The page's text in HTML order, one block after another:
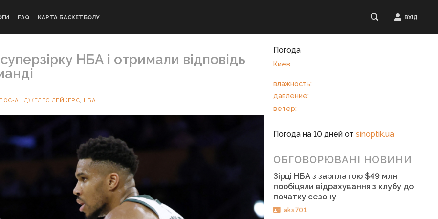
FAQ КАРТА БАСКЕТБОЛУ ВХІД
НБА і отримали відповідь
ЛОС-АНДЖЕЛЕС ЛЕЙКЕРС НБА
Погода
Киев
влажность:
давление:
ветер:
Погода на 10 дней отsinoptik.ua
ОБГОВОРЮВАНІ НОВИНИ
Зірці НБА з зарплатою $49 млн
пообіцяли відрахування з клубу до
початку сезону
aks701